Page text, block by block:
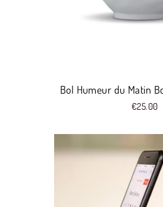
Bol Humeur du Matin
€25.00